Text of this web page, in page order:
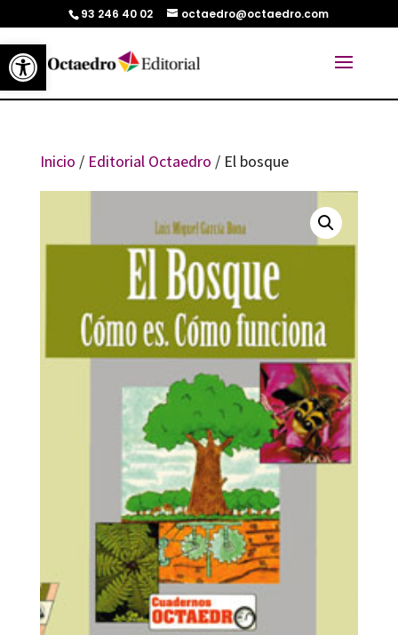
Abrir barra de herramientas
93 246 40 02 octaedro@octaedro.com
Inicio / Editorial Octaedro / El bosque